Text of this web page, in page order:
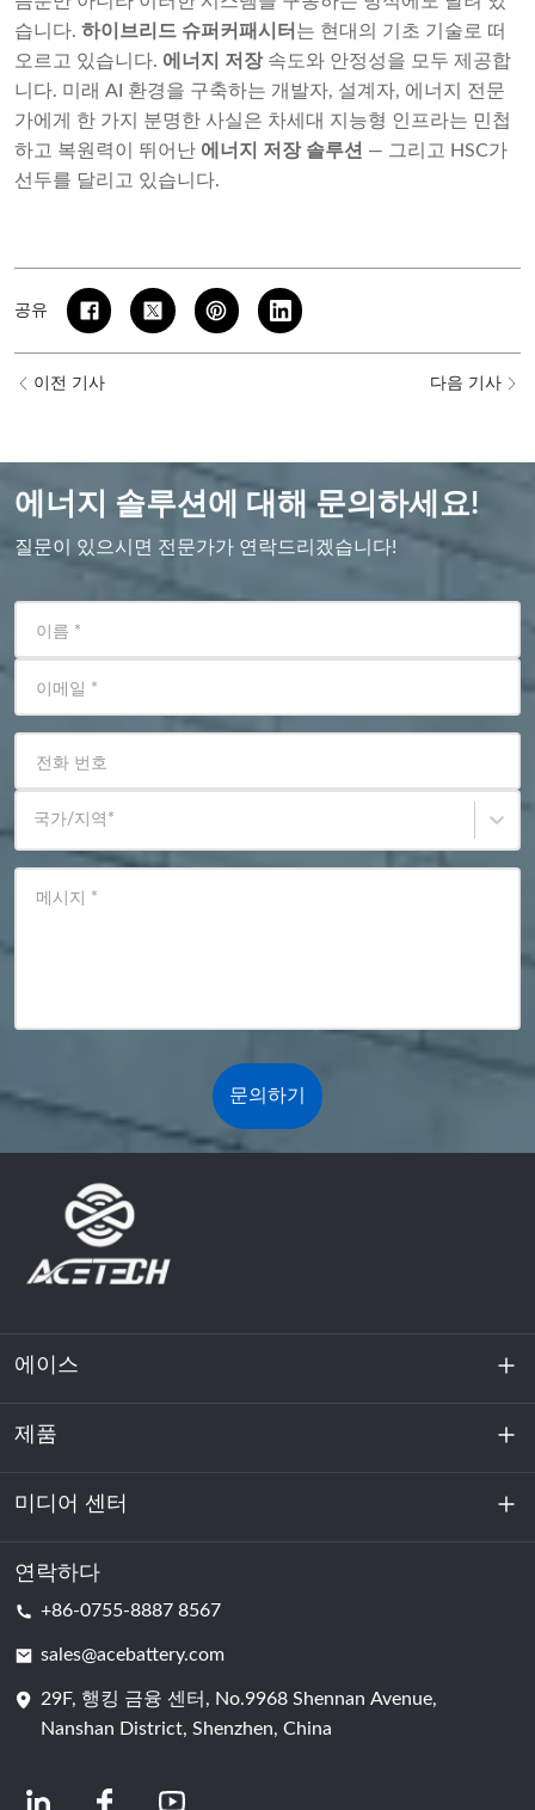
습니다. 하이브리드 슈퍼커패시터 는 현대의 기초 기술로 떠
오르고 있습니다. 에너지 저장속도와 안정성을 모두 제공합
니다. 미래 AI 환경을 구축하는 개발자, 설계자, 에너지 전문
가에게 한 가지 분명한 사실은 차세대 지능형 인프라는 민첩
하고 복원력이 뛰어난 에너지 저장 솔루션 — 그리고 HSC가
선두를 달리고 있습니다.
공유
이전 기사 다음 기사
에너지 솔루션에 대해 문의하세요!
질문이 있으시면 전문가가 연락드리겠습니다!
이름 *
이메일 *
전화 번호
국가/지역 *
메시지 *
문의하기
에이스
회사 소개
지속 가능성
제품
에너지 저장
데이터센터 및 서버실
배터리 셀
미디어 센터
소식
연락하다
+86-0755-8887 8567
sales@acebattery.com
29F, 행킹 금융 센터, No.9968 Shennan Avenue,
Nanshan District, Shenzhen, China